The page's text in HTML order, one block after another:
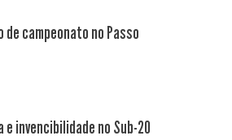
campeonato no Passo
invencibilidade no Sub-20